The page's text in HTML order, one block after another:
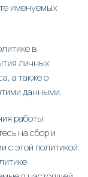
именуемых
в
личных
а также о
данными.
работы
на сбор и
с этой политикой.